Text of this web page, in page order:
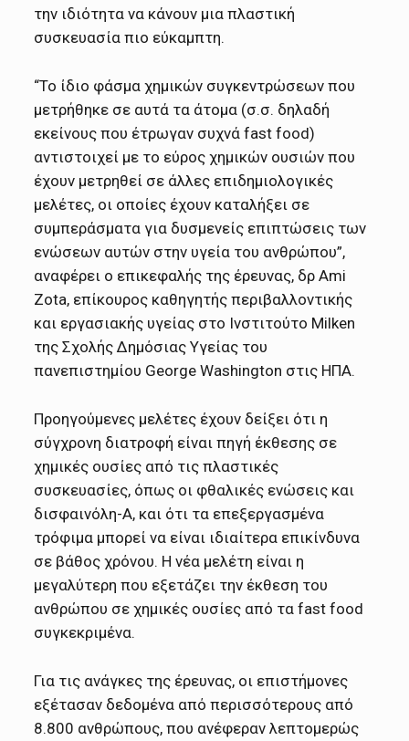
την ιδιότητα να κάνουν μια πλαστική
συσκευασία πιο εύκαμπτη.
“Το ίδιο φάσμα χημικών συγκεντρώσεων που
μετρήθηκε σε αυτά τα άτομα (σ.σ. δηλαδή
εκείνους που έτρωγαν συχνά fast food)
αντιστοιχεί με το εύρος χημικών ουσιών που
έχουν μετρηθεί σε άλλες επιδημιολογικές
μελέτες, οι οποίες έχουν καταλήξει σε
συμπεράσματα για δυσμενείς επιπτώσεις των
ενώσεων αυτών στην υγεία του ανθρώπου”,
αναφέρει ο επικεφαλής της έρευνας, δρ Ami
Zota, επίκουρος καθηγητής περιβαλλοντικής
και εργασιακής υγείας στο Ινστιτούτο Milken
της Σχολής Δημόσιας Υγείας του
πανεπιστημίου George Washington στις ΗΠΑ.
Προηγούμενες μελέτες έχουν δείξει ότι η
σύγχρονη διατροφή είναι πηγή έκθεσης σε
χημικές ουσίες από τις πλαστικές
συσκευασίες, όπως οι φθαλικές ενώσεις και
δισφαινόλη-Α, και ότι τα επεξεργασμένα
τρόφιμα μπορεί να είναι ιδιαίτερα επικίνδυνα
σε βάθος χρόνου. Η νέα μελέτη είναι η
μεγαλύτερη που εξετάζει την έκθεση του
ανθρώπου σε χημικές ουσίες από τα fast food
συγκεκριμένα.
Για τις ανάγκες της έρευνας, οι επιστήμονες
εξέτασαν δεδομένα από περισσότερους από
8.800 ανθρώπους, που ανέφεραν λεπτομερώς